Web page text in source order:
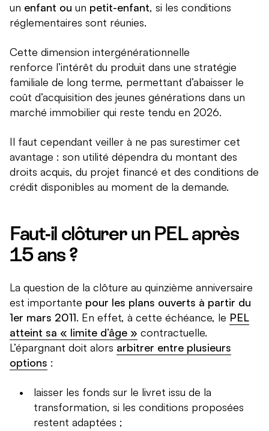
un enfant ou un petit-enfant, si les conditions
réglementaires sont réunies.
Cette dimension intergénérationnelle
renforce l’intérêt du produit dans une stratégie
familiale de long terme, permettant d’abaisser le
coût d’acquisition des jeunes générations dans un
marché immobilier qui reste tendu en 2026.
Il faut cependant veiller à ne pas surestimer cet
avantage : son utilité dépendra du montant des
droits acquis, du projet financé et des conditions de
crédit disponibles au moment de la demande.
Faut-il clôturer un PEL après
15 ans ?
La question de la clôture au quinzième anniversaire
est importante pour les plans ouverts à partir du
1er mars 2011. En effet, à cette échéance, le PEL
atteint sa « limite d’âge » contractuelle.
L’épargnant doit alors arbitrer entre plusieurs
options :
laisser les fonds sur le livret issu de la
transformation, si les conditions proposées
restent adaptées ;